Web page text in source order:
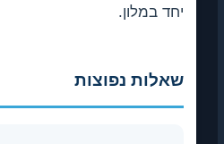
יחד במלון.
שאלות נפוצות